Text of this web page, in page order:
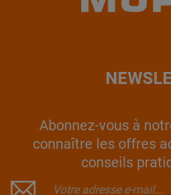
Abonnez-vous à
connaître les offres
conseils